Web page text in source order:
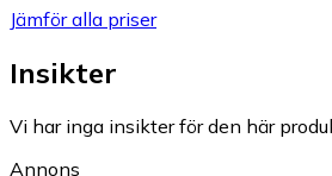
Jämför alla priser
Insikter
Vi har inga insikter för den här
Annons